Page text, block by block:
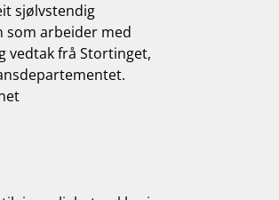
sjølvstendig
som arbeider med
vedtak frå Stortinget,